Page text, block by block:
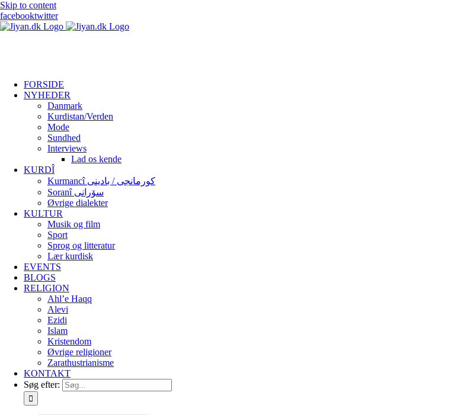
Skip to content
facebooktwitter
FORSIDE
NYHEDER
Danmark
Kurdistan/Verden
Mode
Sundhed
Interviews
Lad os kende
KURDÎ
Kurmancî کورمانجی / بادینی
Soranî سۆرانی
Øvrige dialekter
KULTUR
Musik og film
Sport
Sprog og litteratur
Lær kurdisk
EVENTS
BLOGS
RELIGION
Ahl’e Haqq
Alevi
Ezidi
Islam
Kristendom
Øvrige religioner
Zarathustrianisme
KONTAKT
Søg efter: